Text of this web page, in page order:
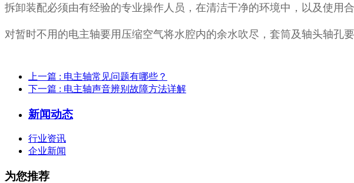
拆卸装配必须由有经验的专业操作人员，在清洁干净的环境中，以及使用
对暂时不用的电主轴要用压缩空气将水腔内的余水吹尽，套筒及轴头轴孔
上一篇 : 电主轴常见问题有哪些？
下一篇 : 电主轴声音辨别故障方法详解
新闻动态
行业资讯
企业新闻
为您推荐